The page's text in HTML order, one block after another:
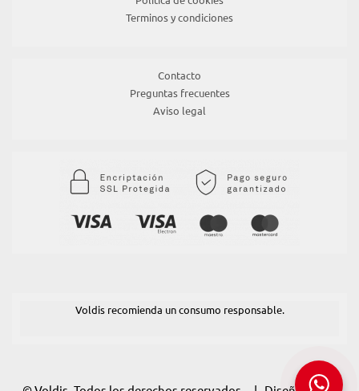
Terminos y condiciones
Contacto
Preguntas frecuentes
Aviso legal
Voldis recomienda un consumo responsable.